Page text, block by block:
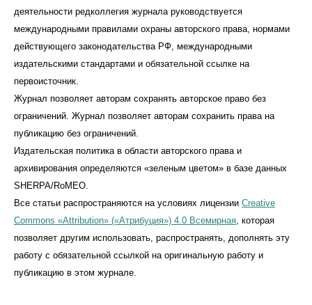
деятельности редколлегия журнала руководствуется
международными правилами охраны авторского права, нормами
действующего законодательства РФ, международными
издательскими стандартами и обязательной ссылке на
первоисточник.
Журнал позволяет авторам сохранять авторское право без
ограничений. Журнал позволяет авторам сохранить права на
публикацию без ограничений.
Издательская политика в области авторского права и
архивирования определяются «зеленым цветом» в базе данных
SHERPA/RoMEO.
Все статьи распространяются на условиях лицензии Creative
Commons «Attribution» («Атрибуция») 4.0 Всемирная , которая
позволяет другим использовать, распространять, дополнять эту
работу с обязательной ссылкой на оригинальную работу и
публикацию в этом журналe.